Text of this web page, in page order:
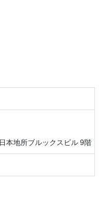
本地所ブルックスビル 9階